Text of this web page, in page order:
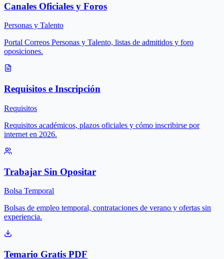
Canales Oficiales y Foros
Personas y Talento
Portal Correos Personas y Talento, listas de admitidos y foro
oposiciones.
Requisitos e Inscripción
Requisitos
Requisitos académicos, plazos oficiales y cómo inscribirse por
internet en 2026.
Trabajar Sin Opositar
Bolsa Temporal
Bolsas de empleo temporal, contrataciones de verano y ofertas sin
experiencia.
Temario Gratis PDF